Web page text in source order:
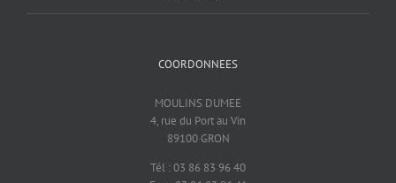
COORDONNEES
MOULINS DUMEE
4, rue du Port au Vin
89100 GRON
Tél : 03 86 83 96 40